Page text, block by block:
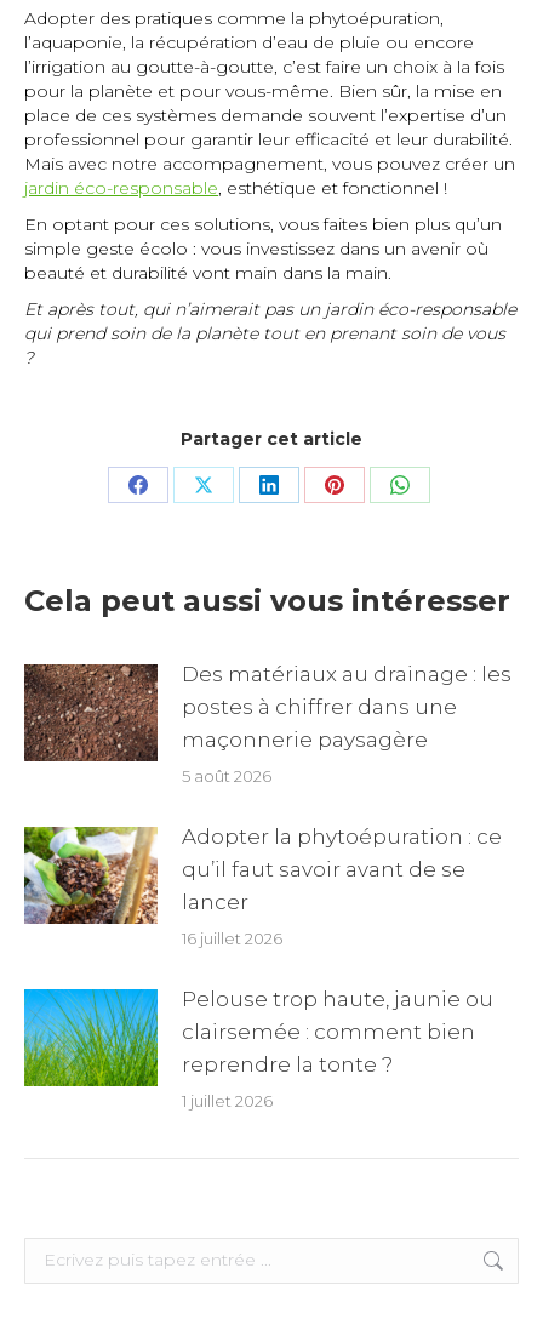
Adopter des pratiques comme la phytoépuration,
l’aquaponie, la récupération d’eau de pluie ou encore
l’irrigation au goutte-à-goutte, c’est faire un choix à la fois
pour la planète et pour vous-même. Bien sûr, la mise en
place de ces systèmes demande souvent l’expertise d’un
professionnel pour garantir leur efficacité et leur durabilité.
Mais avec notre accompagnement, vous pouvez créer un
jardin éco-responsable, esthétique et fonctionnel !
En optant pour ces solutions, vous faites bien plus qu’un
simple geste écolo : vous investissez dans un avenir où
beauté et durabilité vont main dans la main.
Et après tout, qui n’aimerait pas un jardin éco-responsable
qui prend soin de la planète tout en prenant soin de vous
?
Partager cet article
Share Share Share Share Share
Cela peut aussi vous intéresser
Des matériaux au drainage : les
postes à chiffrer dans une
maçonnerie paysagère
5 août 2026
Adopter la phytoépuration : ce
qu’il faut savoir avant de se
lancer
16 juillet 2026
Pelouse trop haute, jaunie ou
clairsemée : comment bien
reprendre la tonte ?
1 juillet 2026
Search: